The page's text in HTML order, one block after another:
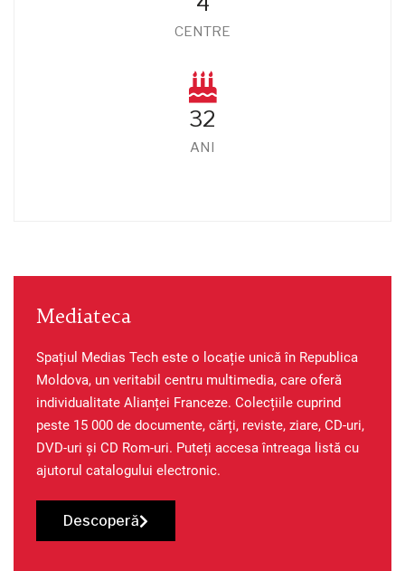
CENTRE
32
ANI
Mediateca
Spațiul Medias Tech este o locație unică în Republica
Moldova, un veritabil centru multimedia, care oferă
individualitate Alianței Franceze. Colecțiile cuprind
peste 15 000 de documente, cărți, reviste, ziare, CD-uri,
DVD-uri și CD Rom-uri. Puteți accesa întreaga listă cu
ajutorul catalogului electronic.
Descoperă